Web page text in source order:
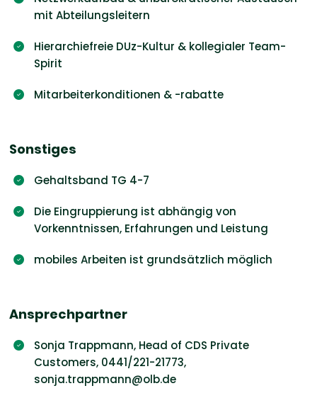
mit Abteilungsleitern
Hierarchiefreie DUz-Kultur & kollegialer Team-
Spirit
Mitarbeiterkonditionen & -rabatte
Sonstiges
Gehaltsband TG 4-7
Die Eingruppierung ist abhängig von
Vorkenntnissen, Erfahrungen und Leistung
mobiles Arbeiten ist grundsätzlich möglich
Ansprechpartner
Sonja Trappmann, Head of CDS Private
Customers, 0441/221-21773,
sonja.trappmann@olb.de